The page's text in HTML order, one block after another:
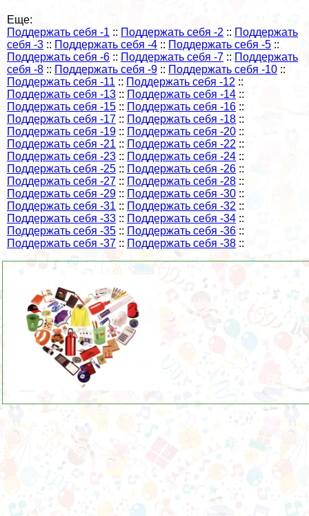
Еще:
Поддержать себя -1 :: Поддержать себя -2 :: Поддержать
себя -3 :: Поддержать себя -4 :: Поддержать себя -5 ::
Поддержать себя -6 :: Поддержать себя -7 :: Поддержать
себя -8 :: Поддержать себя -9 :: Поддержать себя -10 ::
Поддержать себя -11 :: Поддержать себя -12 ::
Поддержать себя -13 :: Поддержать себя -14 ::
Поддержать себя -15 :: Поддержать себя -16 ::
Поддержать себя -17 :: Поддержать себя -18 ::
Поддержать себя -19 :: Поддержать себя -20 ::
Поддержать себя -21 :: Поддержать себя -22 ::
Поддержать себя -23 :: Поддержать себя -24 ::
Поддержать себя -25 :: Поддержать себя -26 ::
Поддержать себя -27 :: Поддержать себя -28 ::
Поддержать себя -29 :: Поддержать себя -30 ::
Поддержать себя -31 :: Поддержать себя -32 ::
Поддержать себя -33 :: Поддержать себя -34 ::
Поддержать себя -35 :: Поддержать себя -36 ::
Поддержать себя -37 :: Поддержать себя -38 ::